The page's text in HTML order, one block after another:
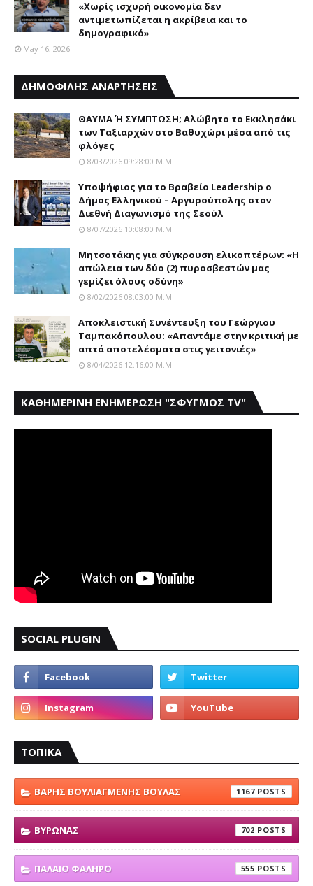
«Χωρίς ισχυρή οικονομία δεν
αντιμετωπίζεται η ακρίβεια και το
δημογραφικό»
May 16, 2026
ΔΗΜΟΦΙΛΗΣ ΑΝΑΡΤΗΣΕΙΣ
ΘΑΥΜΑ Ή ΣΥΜΠΤΩΣΗ; Aλώβητο το Eκκλησάκι
των Tαξιαρχών στο Bαθυχώρι μέσα από τις
φλόγες
8/03/2026 09:28:00 Μ.μ.
Yποψήφιος για το Bραβείο Leadership ο
Δήμος Ελληνικού – Αργυρούπολης στον
Διεθνή Διαγωνισμό της Σεούλ
8/07/2026 10:08:00 Μ.μ.
Μητσοτάκης για σύγκρουση ελικοπτέρων: «Η
απώλεια των δύο (2) πυροσβεστών μας
γεμίζει όλους οδύνη»
8/02/2026 08:03:00 Μ.μ.
Αποκλειστική Συνέντευξη του Γεώργιου
Ταμπακόπουλου: «Απαντάμε στην κριτική με
απτά αποτελέσματα στις γειτονιές»
8/04/2026 12:16:00 Μ.μ.
ΚΑΘΗΜΕΡΙΝΗ ΕΝΗΜΕΡΩΣΗ "ΣΦΥΓΜΟΣ TV"
SOCIAL PLUGIN
ΤΟΠΙΚΑ
ΒΑΡΗΣ ΒΟΥΛΙΑΓΜΕΝΗΣ ΒΟΥΛΑΣ 1167
ΒΥΡΩΝΑΣ 702
ΠΑΛΑΙΟ ΦΑΛΗΡΟ 555